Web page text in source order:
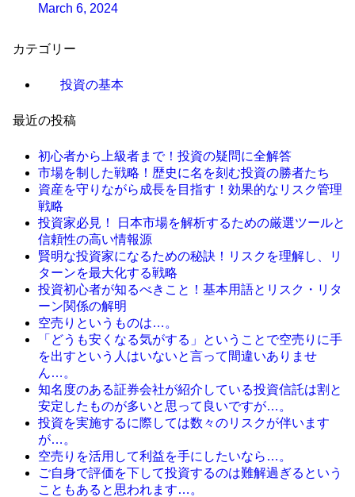
March 6, 2024
カテゴリー
投資の基本
最近の投稿
初心者から上級者まで！投資の疑問に全解答
市場を制した戦略！歴史に名を刻む投資の勝者たち
資産を守りながら成長を目指す！効果的なリスク管理
戦略
投資家必見！ 日本市場を解析するための厳選ツールと
信頼性の高い情報源
賢明な投資家になるための秘訣！リスクを理解し、リ
ターンを最大化する戦略
投資初心者が知るべきこと！基本用語とリスク・リタ
ーン関係の解明
空売りというものは…。
「どうも安くなる気がする」ということで空売りに手
を出すという人はいないと言って間違いありませ
ん…。
知名度のある証券会社が紹介している投資信託は割と
安定したものが多いと思って良いですが…。
投資を実施するに際しては数々のリスクが伴います
が…。
空売りを活用して利益を手にしたいなら…。
ご自身で評価を下して投資するのは難解過ぎるという
こともあると思われます…。